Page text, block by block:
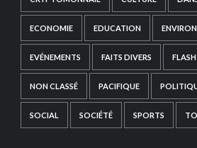
ECONOMIE EDUCATION
EVÉNEMENTS FAITS DIVERS
NON CLASSÉ PACIFIQUE
SOCIAL SOCIÉTÉ SPORTS